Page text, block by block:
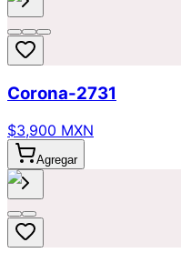
Corona-2731
$3,900 MXN
Agregar